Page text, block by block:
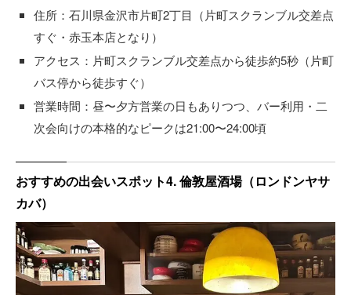
住所：石川県金沢市片町2丁目（片町スクランブル交差点
すぐ・赤玉本店となり）
アクセス：片町スクランブル交差点から徒歩約5秒（片町
バス停から徒歩すぐ）
営業時間：昼〜夕方営業の日もありつつ、バー利用・二
次会向けの本格的なピークは21:00〜24:00頃
おすすめの出会いスポット4. 倫敦屋酒場（ロンドンヤサ
カバ）